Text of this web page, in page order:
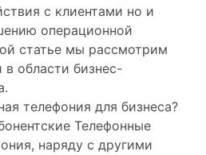
с клиентами но и
операционной
статье мы рассмотрим
области бизнес-
телефония для бизнеса?
Телефонные
наряду с другими